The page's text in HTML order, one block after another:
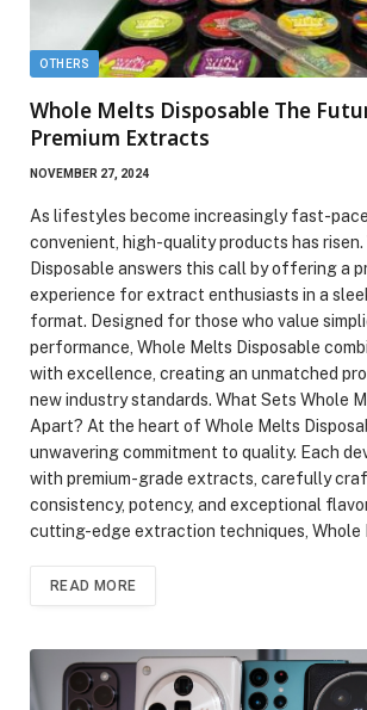
OTHERS
Whole Melts Disposable The
Premium Extracts
NOVEMBER 27, 2024
As lifestyles become increasingly fast-
convenient, high-quality products has risen.
Disposable answers this call by offering a
experience for extract enthusiasts in a
format. Designed for those who value
performance, Whole Melts Disposable
with excellence, creating an unmatched
new industry standards. What Sets Whole
Apart? At the heart of Whole Melts
unwavering commitment to quality. Each
with premium-grade extracts, carefully
consistency, potency, and exceptional
cutting-edge extraction techniques,
READ MORE